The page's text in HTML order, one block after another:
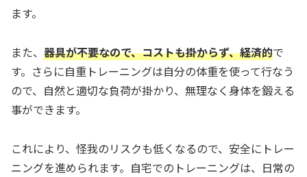
ます。
また、 器具が不要なので、コストも掛からず、経済的で
す。さらに自重トレーニングは自分の体重を使って行なう
ので、自然と適切な負荷が掛かり、無理なく身体を鍛える
事ができます。
これにより、怪我のリスクも低くなるので、安全にトレー
ニングを進められます。自宅でのトレーニングは、日常の